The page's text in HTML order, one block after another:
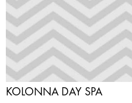
KOLONNA DAY SPA